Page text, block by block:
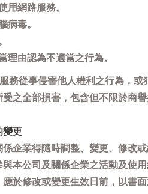
用網路服務。
病毒。
理由認為不適當之行為。
務從事侵害他人權利之行為，
之全部損害，包含但不限於商
變更
企業得隨時調整、變更、修改
本公司及關係企業之活動及使
於修改或變更生效日前，以書